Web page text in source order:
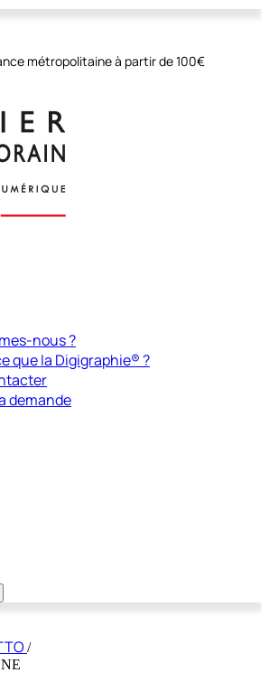
métropolitaine à partir de 100€
nous ?
que la Digigraphie® ?
demande
/